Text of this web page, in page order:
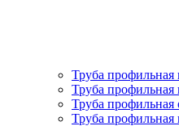
Труба профильная
Труба профильная
Труба профильная
Труба